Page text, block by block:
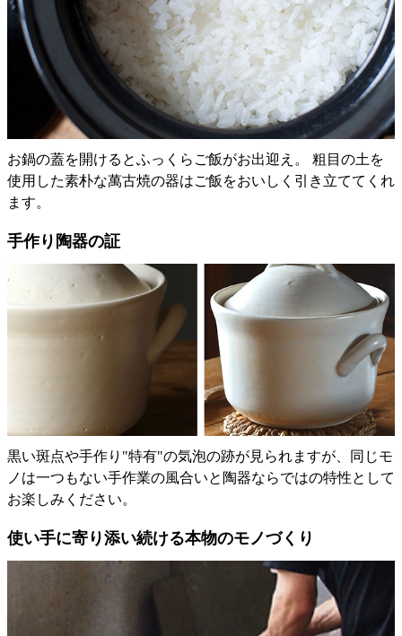
お鍋の蓋を開けるとふっくらご飯がお出迎え。 粗目の土を
使用した素朴な萬古焼の器はご飯をおいしく引き立ててくれ
ます。
手作り陶器の証
黒い斑点や手作り"特有"の気泡の跡が見られますが、同じモ
ノは一つもない手作業の風合いと陶器ならではの特性として
お楽しみください。
使い手に寄り添い続ける本物のモノづくり